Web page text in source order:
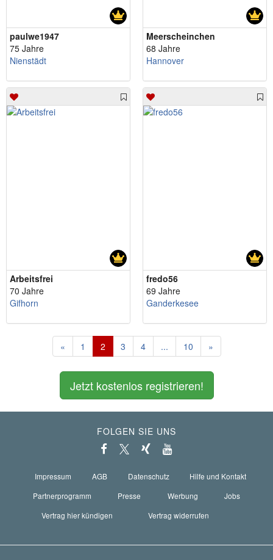
paulwe1947
75 Jahre
Nienstädt
Meerscheinchen
68 Jahre
Hannover
Arbeitsfrei
70 Jahre
Gifhorn
fredo56
69 Jahre
Ganderkesee
« 1 2 3 4 ... 10 »
Jetzt kostenlos registrieren!
FOLGEN SIE UNS
Impressum AGB Datenschutz
Hilfe und Kontakt
Partnerprogramm
Presse Werbung
Jobs
Vertrag hier kündigen
Vertrag widerrufen